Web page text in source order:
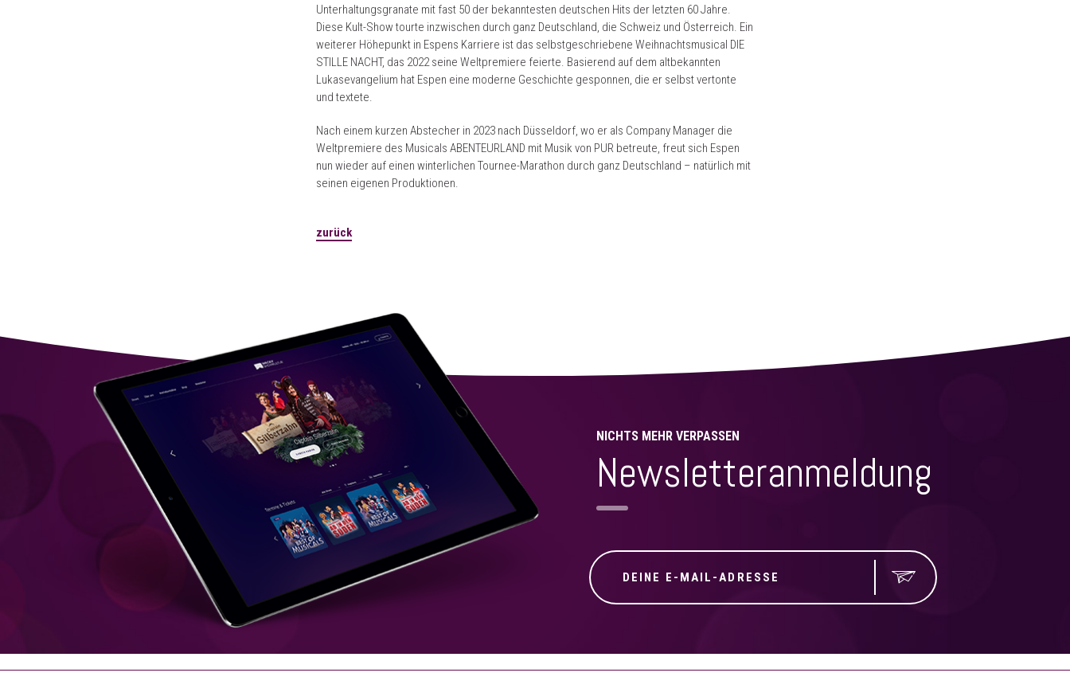
Unterhaltungsgranate mit fast 50 der bekanntesten deutschen Hits der letzten 60 Jahre.
Diese Kult-Show tourte inzwischen durch ganz Deutschland, die Schweiz und Österreich. Ein
weiterer Höhepunkt in Espens Karriere ist das selbstgeschriebene Weihnachtsmusical DIE
STILLE NACHT, das 2022 seine Weltpremiere feierte. Basierend auf dem altbekannten
Lukasevangelium hat Espen eine moderne Geschichte gesponnen, die er selbst vertonte
und textete.
Nach einem kurzen Abstecher in 2023 nach Düsseldorf, wo er als Company Manager die
Weltpremiere des Musicals ABENTEURLAND mit Musik von PUR betreute, freut sich Espen
nun wieder auf einen winterlichen Tournee-Marathon durch ganz Deutschland – natürlich mit
seinen eigenen Produktionen.
zurück
NICHTS MEHR VERPASSEN
Newsletteranmeldung